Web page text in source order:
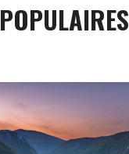
POPULAIRES